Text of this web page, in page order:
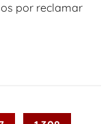
por reclamar